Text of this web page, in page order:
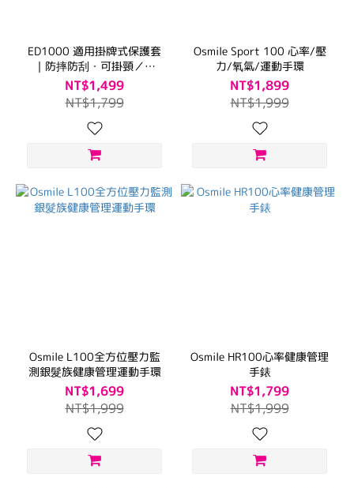
ED1000 適用掛牌式保護套
｜防摔防刮・可掛頸／胸
前・耐用不易鬆脫 RZ
NT$1,499
NT$1,799
Osmile Sport 100 心率/壓
力/氧氣/運動手環
NT$1,899
NT$1,999
Osmile L100全方位壓力監
測銀髮族健康管理運動手環
NT$1,699
NT$1,999
Osmile HR100心率健康管理
手錶
NT$1,799
NT$1,999